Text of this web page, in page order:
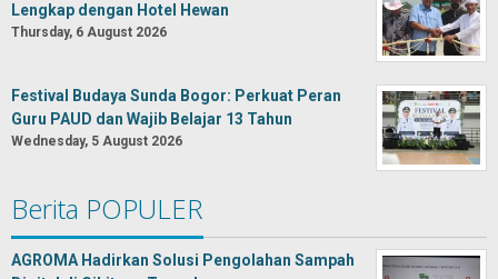
Lengkap dengan Hotel Hewan
Thursday, 6 August 2026
Festival Budaya Sunda Bogor: Perkuat Peran
Guru PAUD dan Wajib Belajar 13 Tahun
Wednesday, 5 August 2026
Berita POPULER
AGROMA Hadirkan Solusi Pengolahan Sampah